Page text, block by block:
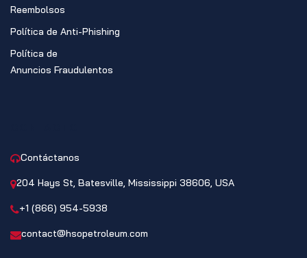
Reembolsos
Política de Anti-Phishing
Política de
Anuncios Fraudulentos
Contáctanos
204 Hays St, Batesville, Mississippi 38606, USA
+1 (866) 954-5938
contact@hsopetroleum.com